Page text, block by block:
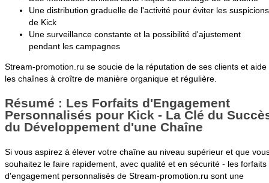
Une distribution graduelle de l'activité pour éviter les suspicions
de Kick
Une surveillance constante et la possibilité d'ajustement
pendant les campagnes
Stream-promotion.ru se soucie de la réputation de ses clients et aide
les chaînes à croître de manière organique et régulière.
Résumé : Les Forfaits d'Engagement
Personnalisés pour Kick - La Clé du
du Développement d'une Chaîne
Si vous aspirez à élever votre chaîne au niveau supérieur et que
souhaitez le faire rapidement, avec qualité et en sécurité - les forfaits
d'engagement personnalisés de Stream-promotion.ru sont une